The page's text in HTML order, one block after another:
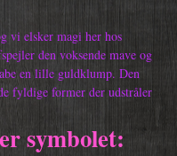
vi elsker magi her hos
den voksende mave og
en lille guldklump. Den
fyldige former der udstråler
symbolet: